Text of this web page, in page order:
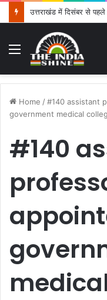
उत्तराखंड में दिसंबर से पहले
Menu
Home /#140 assistant
government medical
#140